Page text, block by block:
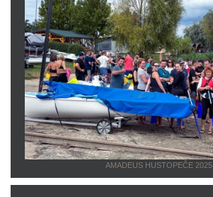
AMADEUS HUSTOPEČE 2025